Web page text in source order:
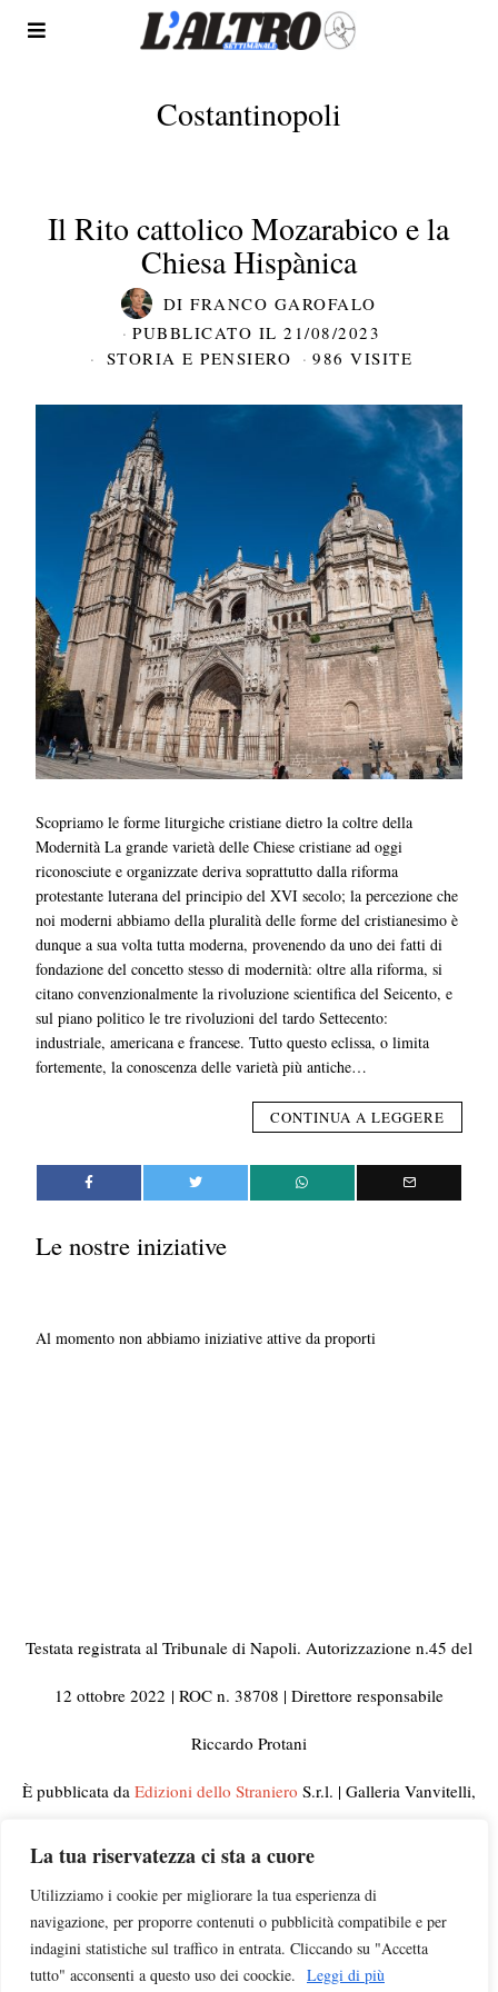
La tua riservatezza ci sta a cuore
Utilizziamo i cookie per migliorare la tua esperienza di
navigazione, per proporre contenuti o pubblicità compatibile e per
indagini statistiche sul traffico in entrata. Cliccando su "Accetta
tutto" acconsenti a questo uso dei coockie. Leggi di più
Costantinopoli
Il Rito cattolico Mozarabico e la
Chiesa Hispànica
DIFRANCO GAROFALO
PUBBLICATO IL 21/08/2023
STORIA E PENSIERO
986 VISITE
Scopriamo le forme liturgiche cristiane dietro la coltre della
Modernità La grande varietà delle Chiese cristiane ad oggi
riconosciute e organizzate deriva soprattutto dalla riforma
protestante luterana del principio del XVI secolo; la percezione che
noi moderni abbiamo della pluralità delle forme del cristianesimo è
dunque a sua volta tutta moderna, provenendo da uno dei fatti di
fondazione del concetto stesso di modernità: oltre alla riforma, si
citano convenzionalmente la rivoluzione scientifica del Seicento, e
sul piano politico le tre rivoluzioni del tardo Settecento:
industriale, americana e francese. Tutto questo eclissa, o limita
fortemente, la conoscenza delle varietà più antiche…
CONTINUA A LEGGERE
Le nostre iniziative
Al momento non abbiamo iniziative attive da proporti
Testata registrata al Tribunale di Napoli. Autorizzazione n.45 del
12 ottobre 2022 | ROC n. 38708 | Direttore responsabile
Riccardo Protani
È pubblicata da Edizioni dello Straniero S.r.l. | Galleria Vanvitelli,
© 2023 Tutti i diritti riservati | Per informazioni, rettifiche,
segnalazioni e pubblicità visitate la paginaContatti
Campagna di ascoltoinsegnanti | Chi siamo|Privacy